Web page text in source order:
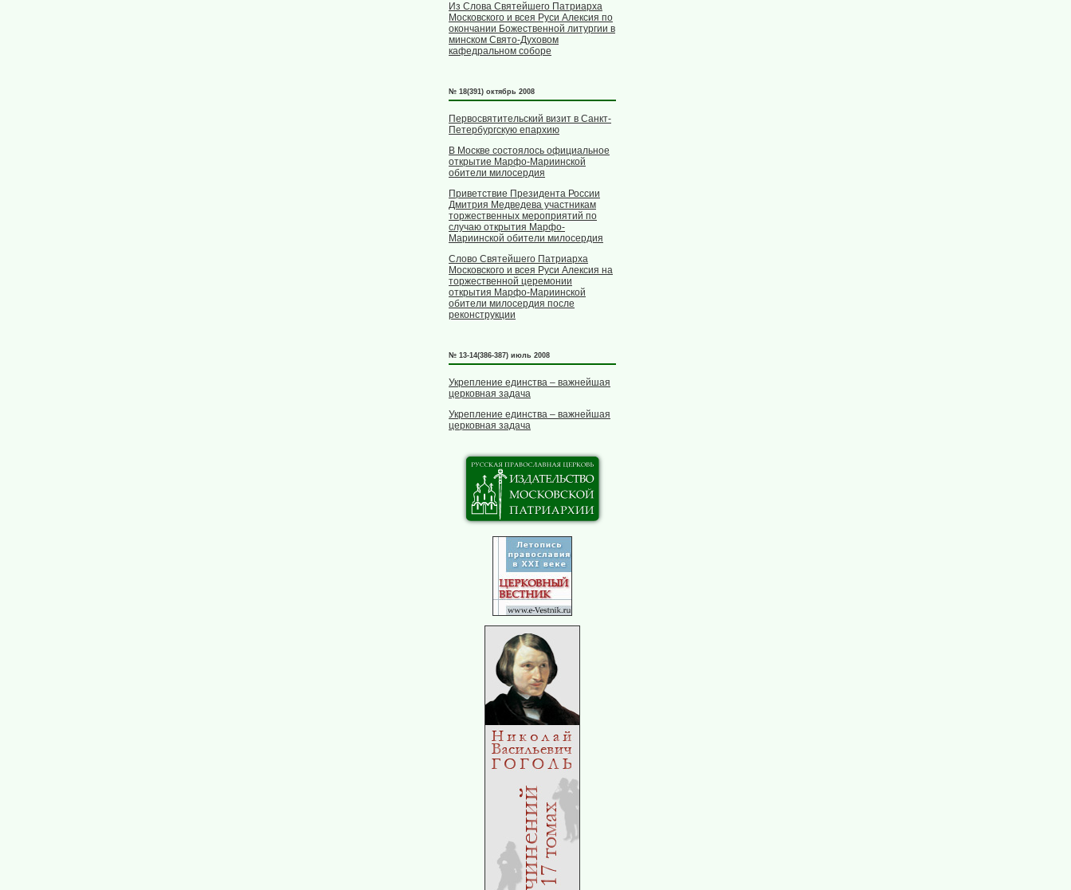
Из Слова Святейшего Патриарха
Московского и всея Руси Алексия по
окончании Божественной литургии в
минском Свято-Духовом
кафедральном соборе
№ 18(391) октябрь 2008
Первосвятительский визит в Санкт-
Петербургскую епархию
В Москве состоялось официальное
открытие Марфо-Мариинской
обители милосердия
Приветствие Президента России
Дмитрия Медведева участникам
торжественных мероприятий по
случаю открытия Марфо-
Мариинской обители милосердия
Слово Святейшего Патриарха
Московского и всея Руси Алексия на
торжественной церемонии
открытия Марфо-Мариинской
обители милосердия после
реконструкции
№ 13-14(386-387) июль 2008
Укрепление единства – важнейшая
церковная задача
Укрепление единства – важнейшая
церковная задача